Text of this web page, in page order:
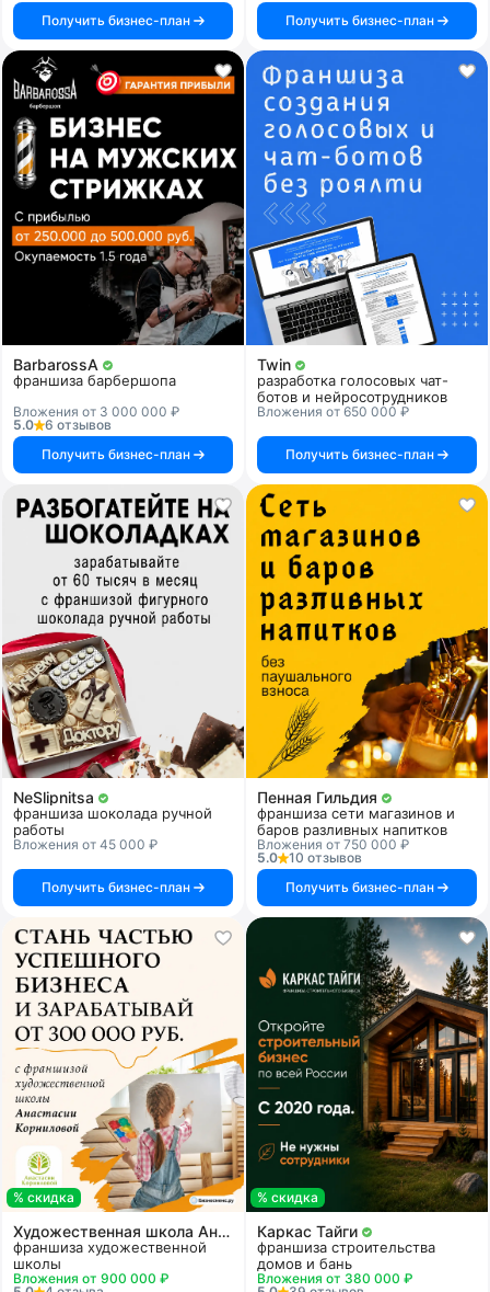
Получить бизнес-план
Получить бизнес-план
BarbarossA
франшиза барбершопа
Вложения от 3 000 000 ₽
5.0
6 отзывов
Получить бизнес-план
Twin
разработка голосовых чат-
ботов и нейросотрудников
Вложения от 650 000 ₽
Получить бизнес-план
NeSlipnitsa
франшиза шоколада ручной
работы
Вложения от 45 000 ₽
Получить бизнес-план
Пенная Гильдия
франшиза сети магазинов и
баров разливных напитков
Вложения от 750 000 ₽
5.0
10 отзывов
Получить бизнес-план
% скидка
Художественная школа Анастасии Корниловой
франшиза художественной
школы
Вложения от 900 000 ₽
% скидка
Каркас Тайги
франшиза строительства
домов и бань
Вложения от 380 000 ₽